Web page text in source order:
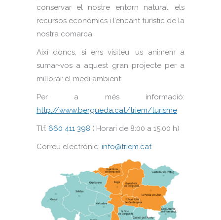
conservar el nostre entorn natural, els
recursos econòmics i l’encant turístic de la
nostra comarca.
Així doncs, si ens visiteu, us animem a
sumar-vos a aquest gran projecte per a
millorar el medi ambient.
Per a més informació:
http://www.bergueda.cat/triem/turisme
Tlf. 660 411 398 ( Horari de 8:00 a 15:00 h)
Correu electrònic: info@triem.cat